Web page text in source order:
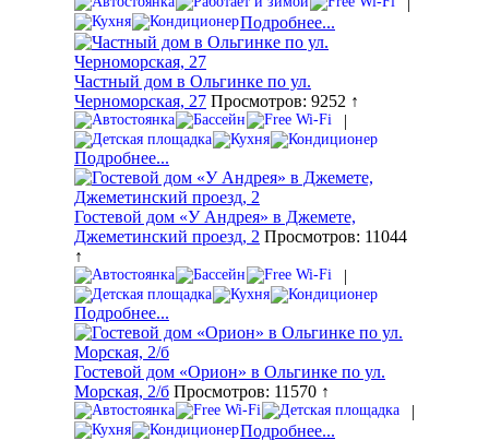
Подробнее...
Частный дом в Ольгинке по ул.
Черноморская, 27 Просмотров: 9252 ↑
|
Подробнее...
Гостевой дом «У Андрея» в Джемете,
Джеметинский проезд, 2 Просмотров: 11044
↑
|
Подробнее...
Гостевой дом «Орион» в Ольгинке по ул.
Морская, 2/б Просмотров: 11570 ↑
|
Подробнее...